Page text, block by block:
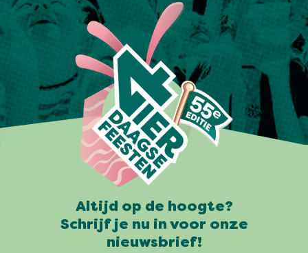
Altijd op de hoogte?
Schrijf je nu in voor onze
nieuwsbrief!